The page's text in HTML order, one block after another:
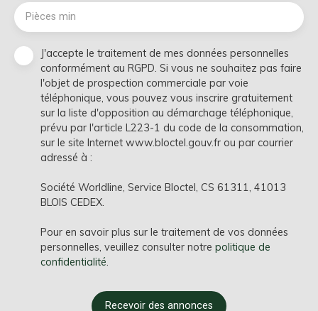
Pièces min
J'accepte le traitement de mes données personnelles
conformément au RGPD. Si vous ne souhaitez pas faire
l'objet de prospection commerciale par voie
téléphonique, vous pouvez vous inscrire gratuitement
sur la liste d'opposition au démarchage téléphonique,
prévu par l'article L223-1 du code de la consommation,
sur le site Internet www.bloctel.gouv.fr ou par courrier
adressé à :
Société Worldline, Service Bloctel, CS 61311, 41013
BLOIS CEDEX.
Pour en savoir plus sur le traitement de vos données
personnelles, veuillez consulter notre politique de
confidentialité
Recevoir des annonces